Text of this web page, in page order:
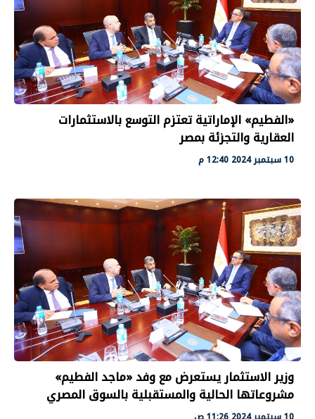
«الفطيم» الإماراتية تعتزم التوسع بالاستثمارات
العقارية والتجزئة بمصر
10 سبتمبر 2024 12:40 م
وزير الاستثمار يستعرض مع وفد «ماجد الفطيم»
مشروعاتها الحالية والمستقبلية بالسوق المصري